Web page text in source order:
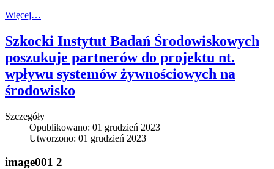
Więcej…
Szkocki Instytut Badań Środowiskowych
poszukuje partnerów do projektu nt.
wpływu systemów żywnościowych na
środowisko
Szczegóły
Opublikowano: 01 grudzień 2023
Utworzono: 01 grudzień 2023
image001 2